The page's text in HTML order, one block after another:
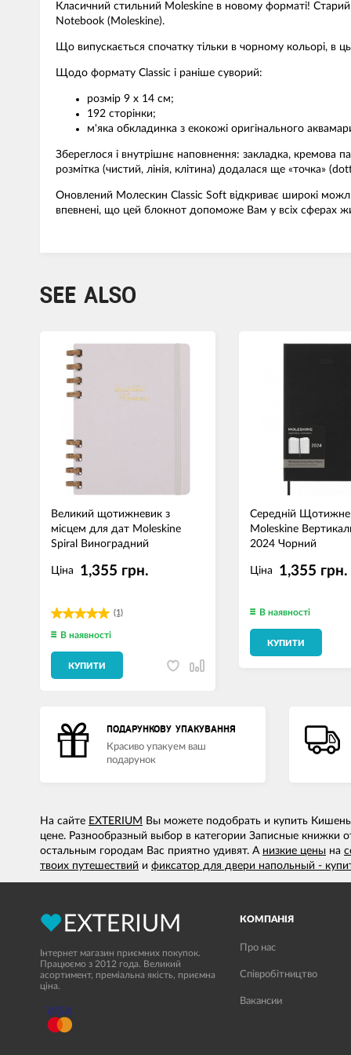
Класичний стильний Moleskine в новому форматі!
Notebook (Moleskine).
Що випускається спочатку тільки в чорному кольорі, в
Щодо формату Classic і раніше суворий:
розмір 9 х 14 см;
192 сторінки;
м'яка обкладинка з екокожі оригінального
Збереглося і внутрішнє наповнення: закладка, кремова
розмітка (чистий, лінія, клітина) додалася ще «точка»
Оновлений Молескин Classic Soft відкриває широкі
впевнені, що цей блокнот допоможе Вам у всіх сферах
SEE ALSO
Великий щотижневик з
місцем для дат Moleskine
Spiral Виноградний
(1)
Ціна 1,355 грн.
В наявності
КУПИТИ
Середній
Moleskine
2024 Чорний
Ціна 1,355 грн.
В наявності
КУПИТИ
ПОДАРУНКОВУ УПАКУВАННЯ
Красиво упакуем ваш
подарунок
На сайте EXTERIUM Вы можете подобрать и купить
цене. Разнообразный выбор в категории Записные книжки
остальным городам Вас приятно удивят. А низкие цены на
твоих путешествий и фиксатор для двери напольный -
Інтернет магазин приємних покупок.
Працюємо з 2012 года. Великий
асортимент, преміальна якість, приємна
ціна.
КОМПАНІЯ
Про нас
Співробітництво
Вакансии